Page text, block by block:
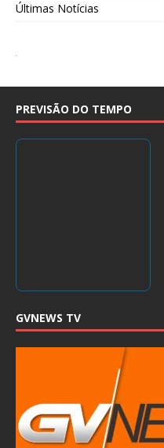
Últimas Notícias
PREVISÃO DO TEMPO
GVNEWS TV